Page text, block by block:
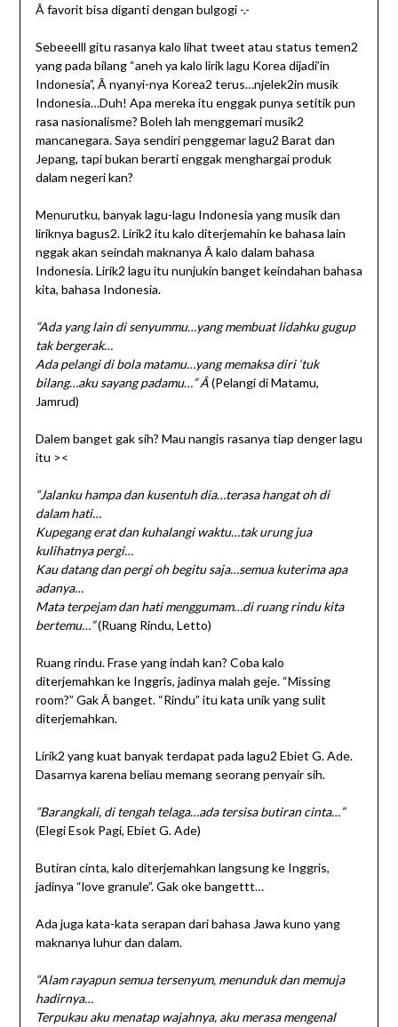
Â favorit bisa diganti dengan bulgogi -.-
Sebeeelll gitu rasanya kalo lihat tweet atau status temen2
yang pada bilang “aneh ya kalo lirik lagu Korea dijadi’in
Indonesia”, Â nyanyi-nya Korea2 terus…njelek2in musik
Indonesia…Duh! Apa mereka itu enggak punya setitik pun
rasa nasionalisme? Boleh lah menggemari musik2
mancanegara. Saya sendiri penggemar lagu2 Barat dan
Jepang, tapi bukan berarti enggak menghargai produk
dalam negeri kan?
Menurutku, banyak lagu-lagu Indonesia yang musik dan
liriknya bagus2. Lirik2 itu kalo diterjemahin ke bahasa lain
nggak akan seindah maknanya Â kalo dalam bahasa
Indonesia. Lirik2 lagu itu nunjukin banget keindahan bahasa
kita, bahasa Indonesia.
“Ada yang lain di senyummu…yang membuat lidahku gugup
tak bergerak…
Ada pelangi di bola matamu…yang memaksa diri ‘tuk
bilang…aku sayang padamu…” Â(Pelangi di Matamu,
Jamrud)
Dalem banget gak sih? Mau nangis rasanya tiap denger lagu
itu ><
“Jalanku hampa dan kusentuh dia…terasa hangat oh di
dalam hati…
Kupegang erat dan kuhalangi waktu…tak urung jua
kulihatnya pergi…
Kau datang dan pergi oh begitu saja…semua kuterima apa
adanya…
Mata terpejam dan hati menggumam…di ruang rindu kita
bertemu…”(Ruang Rindu, Letto)
Ruang rindu. Frase yang indah kan? Coba kalo
diterjemahkan ke Inggris, jadinya malah geje. “Missing
room?” Gak Â banget. “Rindu” itu kata unik yang sulit
diterjemahkan.
Lirik2 yang kuat banyak terdapat pada lagu2 Ebiet G. Ade.
Dasarnya karena beliau memang seorang penyair sih.
“Barangkali, di tengah telaga…ada tersisa butiran cinta…”
(Elegi Esok Pagi, Ebiet G. Ade)
Butiran cinta, kalo diterjemahkan langsung ke Inggris,
jadinya “love granule”. Gak oke bangettt…
Ada juga kata-kata serapan dari bahasa Jawa kuno yang
maknanya luhur dan dalam.
“Alam rayapun semua tersenyum, menunduk dan memuja
hadirnya…
Terpukau aku menatap wajahnya, aku merasa mengenal